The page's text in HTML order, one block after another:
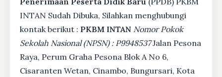
INTAN Sudah Dibuka, Silahkan menghubungi
kontak berikut : PKBM INTAN Nomor Pokok
Sekolah Nasional (NPSN) : P9948537Jalan Pesona
Raya, Perum Graha Pesona Blok A No 6,
Cisaranten Wetan, Cinambo, Bungursari, Kota